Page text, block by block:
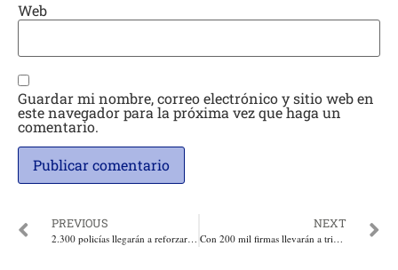
Web
Guardar mi nombre, correo electrónico y sitio web en
este navegador para la próxima vez que haga un
comentario.
PREVIOUS
2.300 policías llegarán a reforzar seguridad durante el Carnaval en el Atlántico
NEXT
Con 200 mil firmas llevarán a tribunales acción ciudadana contra Metroagua